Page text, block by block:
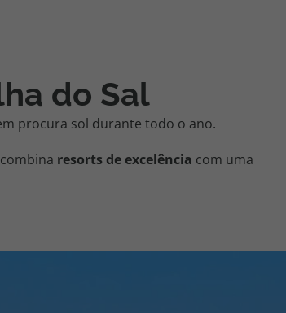
do Sal
procura sol durante todo o ano.
resorts de excelência com uma